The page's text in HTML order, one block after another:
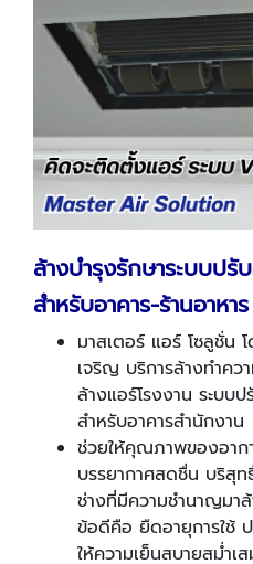
ล้างบำรุงรักษาระบบปรั
สำหรับอาคาร-ร้านอาหาร
มาสเตอร์ แอร์ โซลูชั่น
เจริญ บริการล้างทำคว
ล้างแอร์โรงงาน ระบบ
สำหรับอาคารสำนักงาน
ช่วยให้คุณภาพของอาก
บรรยากาศสดชื่น บริสุท
ช่างที่มีความชำนาญมา
ข้อดีคือ ยืดอายุการใช้
ให้ความเย็นสบายสม่ำเ